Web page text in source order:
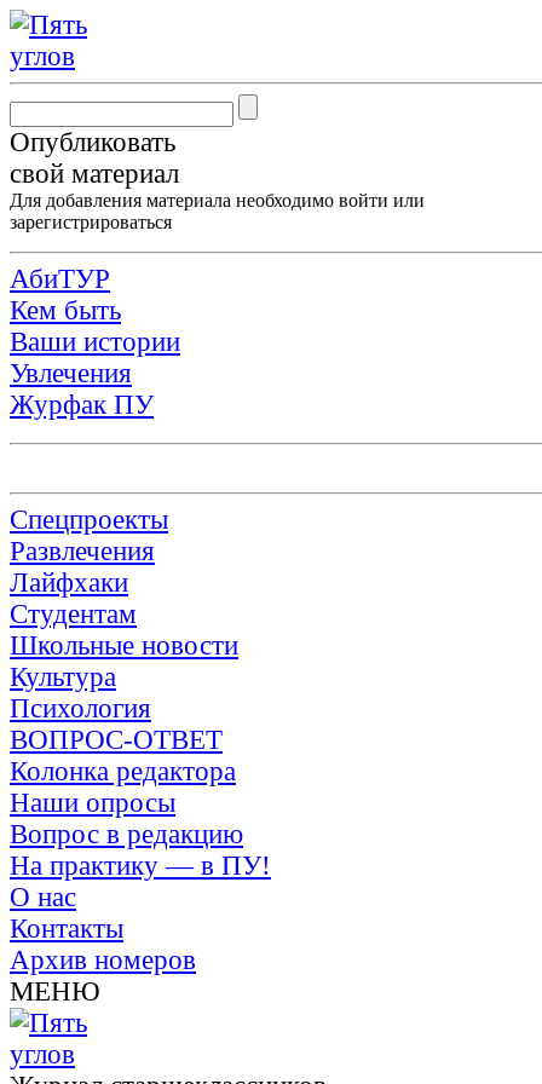
Опубликовать
свой материал
Для добавления материала необходимо войти или
зарегистрироваться
АбиТУР
Кем быть
Ваши истории
Увлечения
Журфак ПУ
Спецпроекты
Развлечения
Лайфхаки
Студентам
Школьные новости
Культура
Психология
ВОПРОС-ОТВЕТ
Колонка редактора
Наши опросы
Вопрос в редакцию
На практику — в ПУ!
О нас
Контакты
Архив номеров
МЕНЮ